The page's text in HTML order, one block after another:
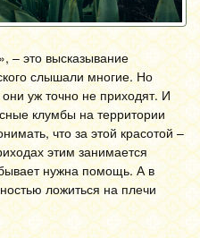
– это высказывание
слышали многие. Но
уж точно не приходят. И
клумбы на территории
что за этой красотой –
этим занимается
нужна помощь. А в
ложиться на плечи